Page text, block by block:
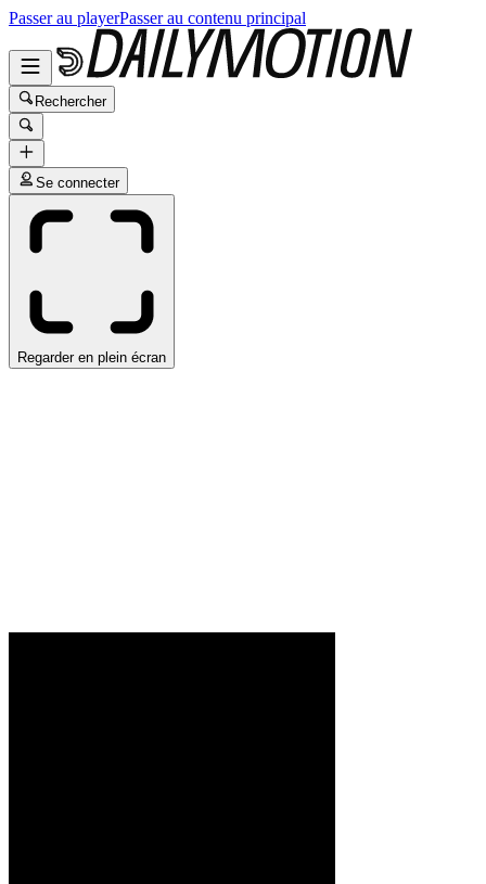
Passer au playerPasser au contenu principal
Rechercher
Se connecter
Regarder en plein écran